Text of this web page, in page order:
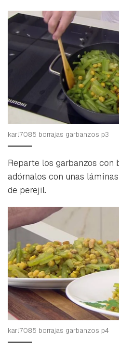
karl7085 borrajas garbanzos p3
Reparte los garbanzos con
adórnalos con unas
de perejil.
karl7085 borrajas garbanzos p4